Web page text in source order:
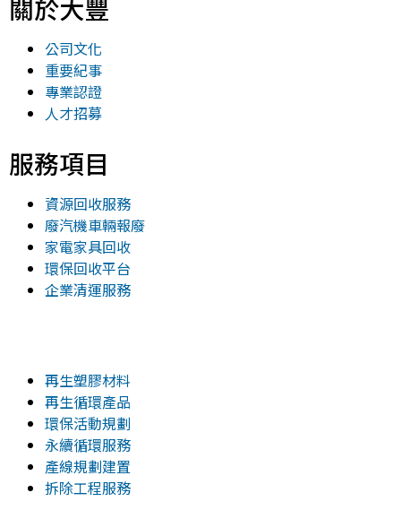
關於大豐
公司文化
重要紀事
專業認證
人才招募
服務項目
資源回收服務
廢汽機車輛報廢
家電家具回收
環保回收平台
企業清運服務
再生塑膠材料
再生循環產品
環保活動規劃
永續循環服務
產線規劃建置
拆除工程服務